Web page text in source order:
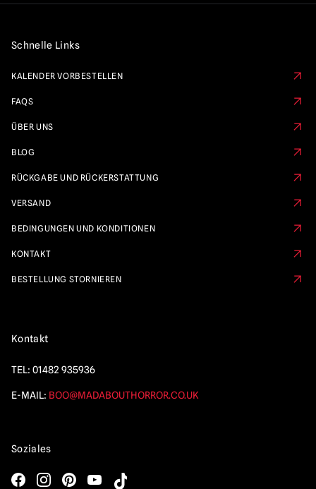
Schnelle Links
KALENDER VORBESTELLEN
FAQS
ÜBER UNS
BLOG
RÜCKGABE UND RÜCKERSTATTUNG
VERSAND
BEDINGUNGEN UND KONDITIONEN
KONTAKT
BESTELLUNG STORNIEREN
Kontakt
TEL: 01482 935936
E-MAIL: BOO@MADABOUTHORROR.CO.UK
Soziales